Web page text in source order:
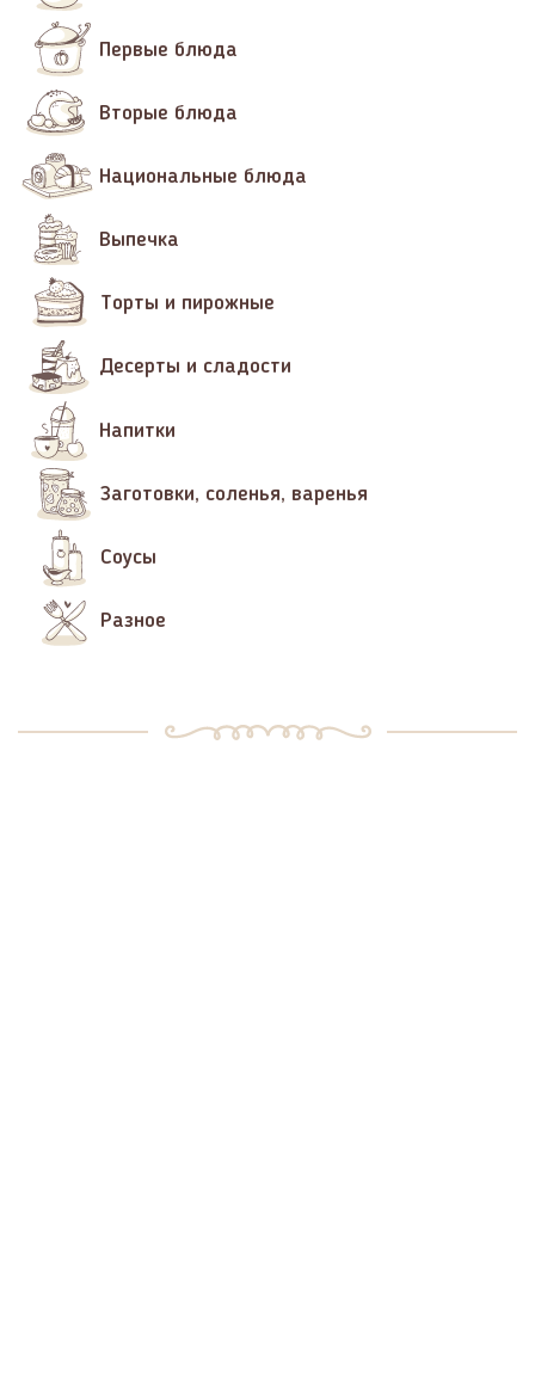
Первые блюда
Вторые блюда
Национальные блюда
Выпечка
Торты и пирожные
Десерты и сладости
Напитки
Заготовки, соленья, варенья
Соусы
Разное